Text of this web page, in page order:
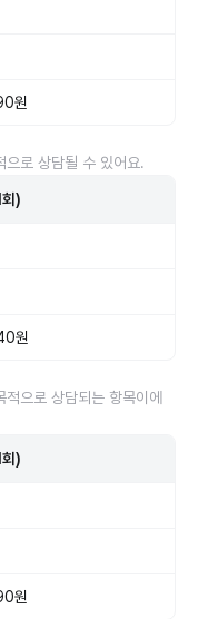
원
으로 상담될 수 있어요.
)
원
으로 상담되는 항목이에
)
원